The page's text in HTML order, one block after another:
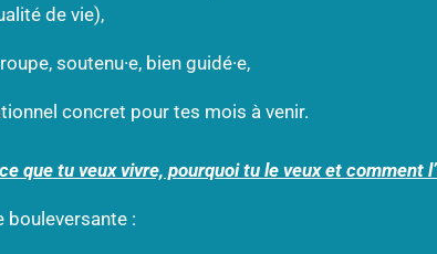
de vie),
soutenu·e, bien guidé·e,
concret pour tes mois à venir.
que tu veux vivre, pourquoi tu le veux et comment
bouleversante :